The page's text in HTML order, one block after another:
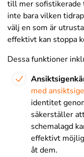
till mer sofistikerade
inte bara vilken
välj en som är
effektivt kan stoppa
Dessa funktioner
med
identitet
säkerställer
schemalagd
effektivt
åt dem.